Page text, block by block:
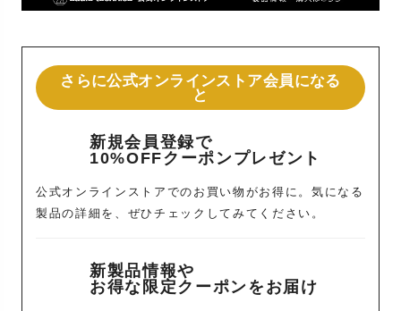
さらに公式オンラインストア会員になる
と
新規会員登録で
10%OFFクーポンプレゼント
公式オンラインストアでのお買い物がお得に。気になる
製品の詳細を、ぜひチェックしてみてください。
新製品情報や
お得な限定クーポンをお届け